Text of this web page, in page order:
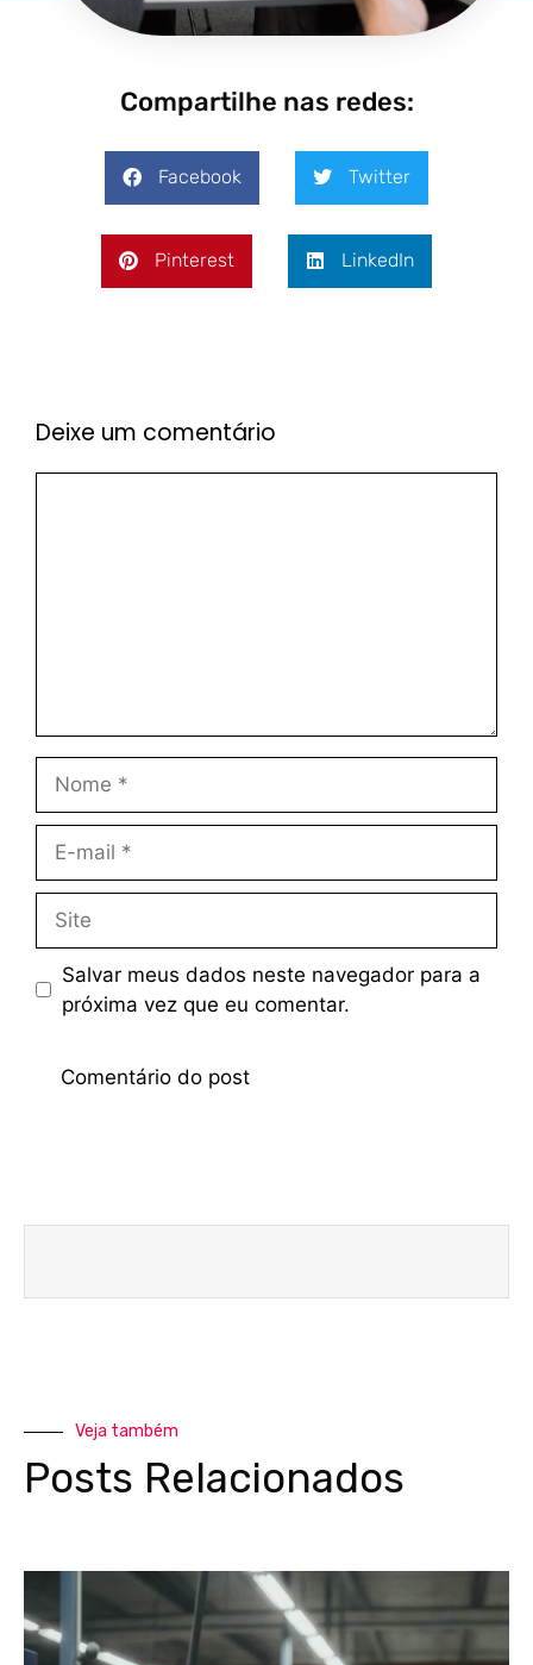
Compartilhe nas redes:
Facebook Twitter
Pinterest LinkedIn
Deixe um comentário
Salvar meus dados neste navegador para a
próxima vez que eu comentar.
Veja também
Posts Relacionados